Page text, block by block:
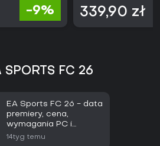
-9% 339,90 zł
FC 26
EA Sports FC 26 - data
premiery, cena,
wymagania PC i
nowości
14tyg temu